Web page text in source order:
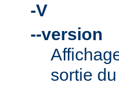
-V
--version
sortie